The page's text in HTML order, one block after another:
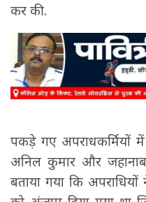
कर की.
पकड़े गए अपराधकर्मियों
अनिल कुमार और
बताया गया कि